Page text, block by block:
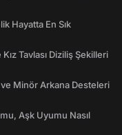
Hayatta En Sık
Tavlası Diziliş Şekilleri
Minör Arkana Desteleri
Aşk Uyumu Nasıl